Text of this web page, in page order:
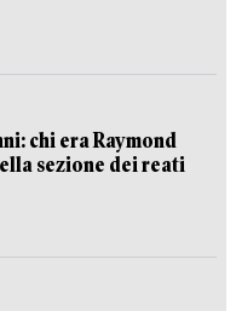
chi era Raymond
sezione dei reati